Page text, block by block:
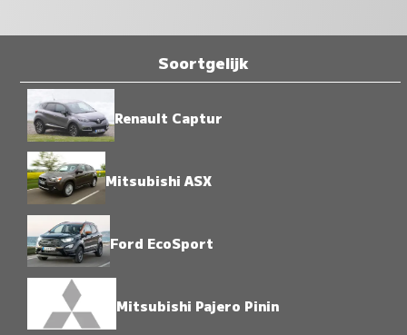
Soortgelijk
Renault Captur
Mitsubishi ASX
Ford EcoSport
Mitsubishi Pajero Pinin